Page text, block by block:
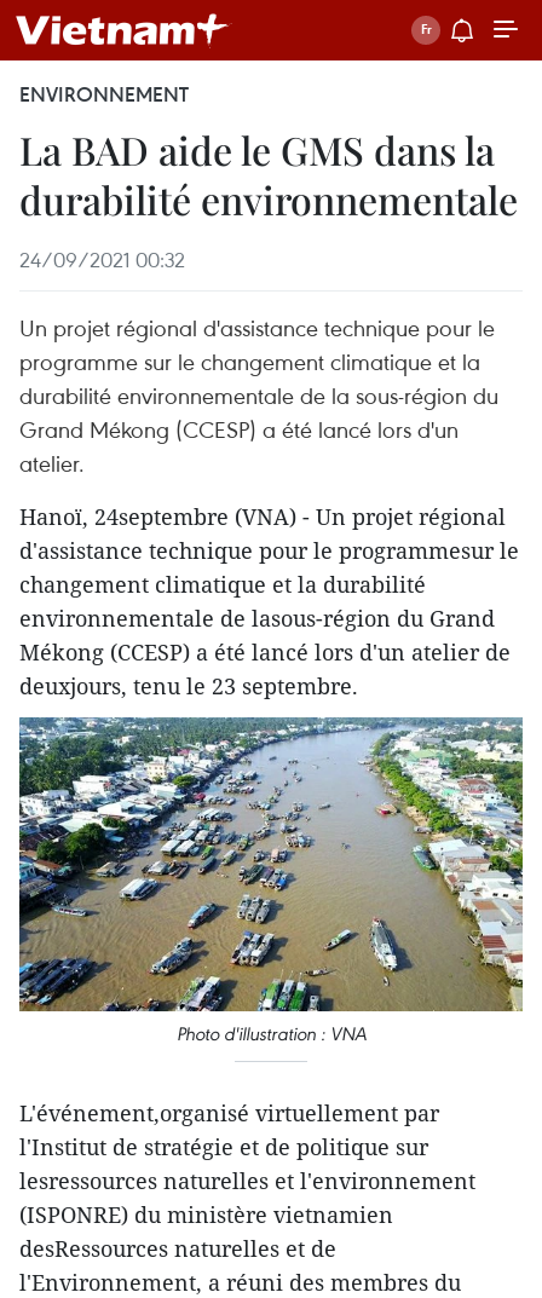
ENVIRONNEMENT
La BAD aide le GMS dans la
durabilité environnementale
24/09/2021 00:32
Un projet régional d'assistance technique pour le
programme sur le changement climatique et la
durabilité environnementale de la sous-région du
Grand Mékong (CCESP) a été lancé lors d'un
atelier.
Hanoï, 24septembre (VNA) - Un projet régional
d'assistance technique pour le programmesur le
changement climatique et la durabilité
environnementale de lasous-région du Grand
Mékong (CCESP) a été lancé lors d'un atelier de
deuxjours, tenu le 23 septembre.
Photo d'illustration : VNA
L'événement,organisé virtuellement par
l'Institut de stratégie et de politique sur
lesressources naturelles et l'environnement
(ISPONRE) du ministère vietnamien
desRessources naturelles et de
l'Environnement, a réuni des membres du